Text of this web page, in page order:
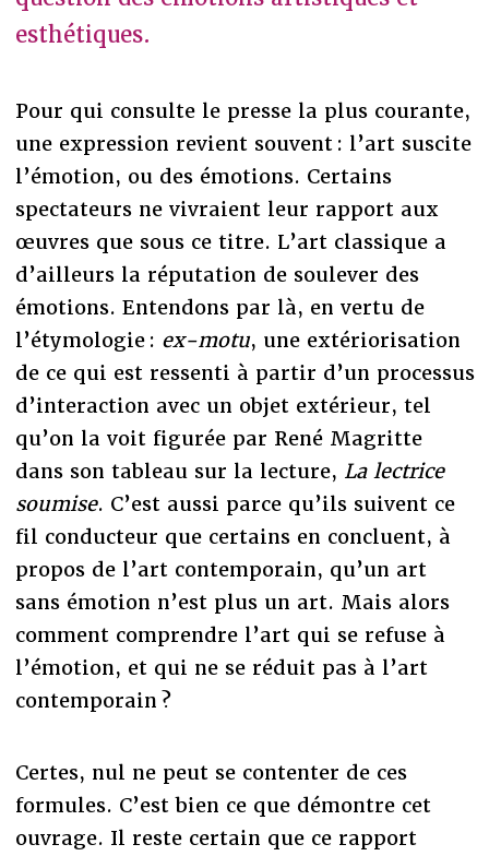
esthétiques.
Pour qui consulte le presse la plus courante,
une expression revient souvent : l’art suscite
l’émotion, ou des émotions. Certains
spectateurs ne vivraient leur rapport aux
œuvres que sous ce titre. L’art classique a
d’ailleurs la réputation de soulever des
émotions. Entendons par là, en vertu de
l’étymologie : ex-motu, une extériorisation
de ce qui est ressenti à partir d’un processus
d’interaction avec un objet extérieur, tel
qu’on la voit figurée par René Magritte
dans son tableau sur la lecture, La lectrice
soumise. C’est aussi parce qu’ils suivent ce
fil conducteur que certains en concluent, à
propos de l’art contemporain, qu’un art
sans émotion n’est plus un art. Mais alors
comment comprendre l’art qui se refuse à
l’émotion, et qui ne se réduit pas à l’art
contemporain ?
Certes, nul ne peut se contenter de ces
formules. C’est bien ce que démontre cet
ouvrage. Il reste certain que ce rapport